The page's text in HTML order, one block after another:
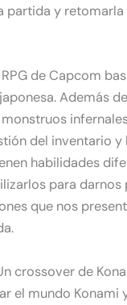
partida y retomarla
RPG de Capcom
Además
del inventario y
habilidades
para darnos
que nos
crossover de
el mundo Konami